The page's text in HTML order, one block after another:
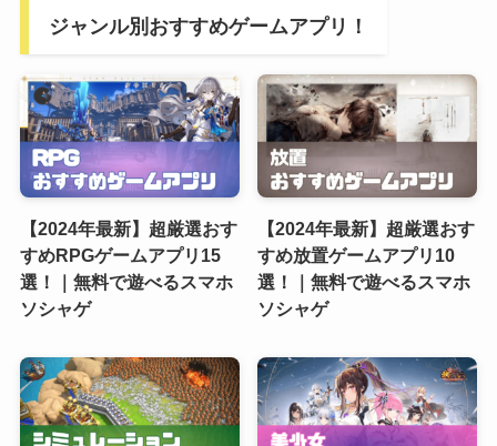
ジャンル別おすすめゲームアプリ！
【2024年最新】超厳選おす
すめRPGゲームアプリ15
選！｜無料で遊べるスマホ
ソシャゲ
【2024年最新】超厳選おす
すめ放置ゲームアプリ10
選！｜無料で遊べるスマホ
ソシャゲ